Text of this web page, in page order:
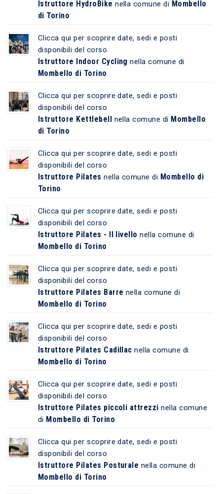
Istruttore HydroBike nella comune di Mombello
di Torino
Clicca qui per scoprire date, sedi e posti
disponibili del corso
Istruttore Indoor Cycling nella comune di
Mombello di Torino
Clicca qui per scoprire date, sedi e posti
disponibili del corso
Istruttore Kettlebell nella comune di Mombello
di Torino
Clicca qui per scoprire date, sedi e posti
disponibili del corso
Istruttore Pilates nella comune di Mombello di
Torino
Clicca qui per scoprire date, sedi e posti
disponibili del corso
Istruttore Pilates - II livello nella comune di
Mombello di Torino
Clicca qui per scoprire date, sedi e posti
disponibili del corso
Istruttore Pilates Barre nella comune di
Mombello di Torino
Clicca qui per scoprire date, sedi e posti
disponibili del corso
Istruttore Pilates Cadillac nella comune di
Mombello di Torino
Clicca qui per scoprire date, sedi e posti
disponibili del corso
Istruttore Pilates piccoli attrezzi nella comune
di Mombello di Torino
Clicca qui per scoprire date, sedi e posti
disponibili del corso
Istruttore Pilates Posturale nella comune di
Mombello di Torino